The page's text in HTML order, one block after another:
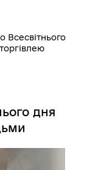
Всесвітнього
дня